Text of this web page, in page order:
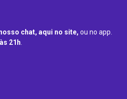
chat, aqui no site, ou no app.
21h.